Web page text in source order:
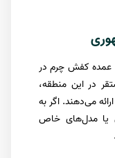
عمده کفش چرم در
در این منطقه،
می‌دهند. اگر به
یا مدل‌های خاص